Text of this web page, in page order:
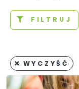
FILTRUJ
WYCZYŚĆ